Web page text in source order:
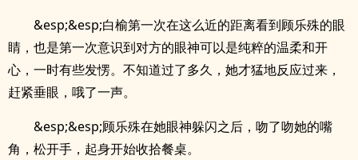
&esp;&esp;白榆第一次在这么近的距离看到顾乐殊的眼
睛，也是第一次意识到对方的眼神可以是纯粹的温柔和开
心，一时有些发愣。不知道过了多久，她才猛地反应过来，
赶紧垂眼，哦了一声。
&esp;&esp;顾乐殊在她眼神躲闪之后，吻了吻她的嘴
角，松开手，起身开始收拾餐桌。